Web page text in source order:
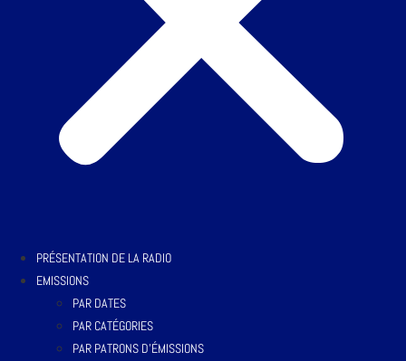
PRÉSENTATION DE LA RADIO
EMISSIONS
PAR DATES
PAR CATÉGORIES
PAR PATRONS D’ÉMISSIONS